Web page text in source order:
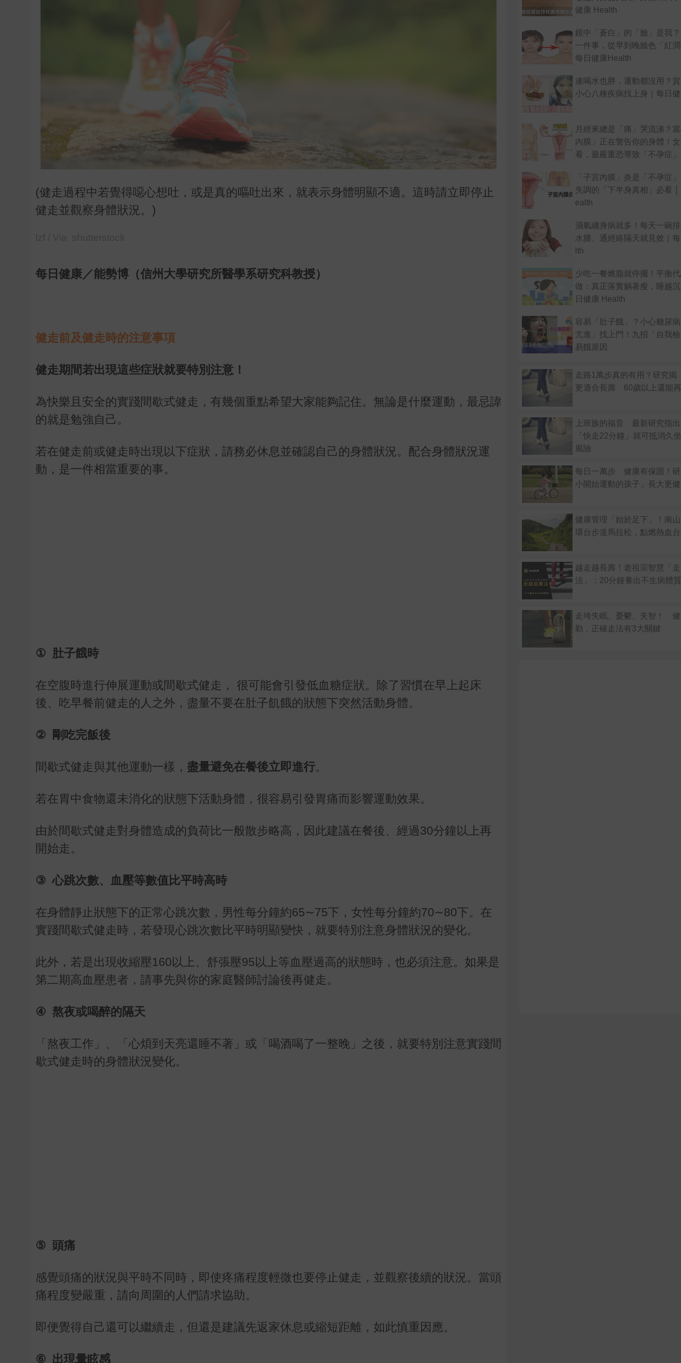
(健走過程中若覺得噁心想吐，或是真的嘔吐出來，就表示身體明顯不適。這時請立即停止
健走並觀察身體狀況。)
每日健康／能勢博（信州大學研究所醫學系研究科教授）
健走前及健走時的注意事項
健走期間若出現這些症狀就要特別注意！
為快樂且安全的實踐間歇式健走，有幾個重點希望大家能夠記住。無論是什麼運動，最忌諱
的就是勉強自己。
若在健走前或健走時出現以下症狀，請務必休息並確認自己的身體狀況。配合身體狀況運
動，是一件相當重要的事。
① 肚子餓時
在空腹時進行伸展運動或間歇式健走， 很可能會引發低血糖症狀。除了習慣在早上起床
後、吃早餐前健走的人之外，盡量不要在肚子飢餓的狀態下突然活動身體。
② 剛吃完飯後
間歇式健走與其他運動一樣， 盡量避免在餐後立即進行。
若在胃中食物還未消化的狀態下活動身體，很容易引發胃痛而影響運動效果。
由於間歇式健走對身體造成的負荷比一般散步略高，因此建議在餐後、經過30分鐘以上再
開始走。
③ 心跳次數、血壓等數值比平時高時
在身體靜止狀態下的正常心跳次數，男性每分鐘約65∼75下，女性每分鐘約70∼80下。在
實踐間歇式健走時，若發現心跳次數比平時明顯變快，就要特別注意身體狀況的變化。
此外，若是出現收縮壓160以上、舒張壓95以上等血壓過高的狀態時，也必須注意。如果是
第二期高血壓患者，請事先與你的家庭醫師討論後再健走。
④ 熬夜或喝醉的隔天
「熬夜工作」、「心煩到天亮還睡不著」或「喝酒喝了一整晚」之後，就要特別注意實踐間
歇式健走時的身體狀況變化。
⑤ 頭痛
感覺頭痛的狀況與平時不同時，即使疼痛程度輕微也要停止健走，並觀察後續的狀況。當頭
痛程度變嚴重，請向周圍的人們請求協助。
即便覺得自己還可以繼續走，但還是建議先返家休息或縮短距離，如此慎重因應。
⑥ 出現暈眩感
健康 Health
鏡中「蒼白」的「臉」是我
一件事，從早到晚臉色「紅
每日健康Health
連喝水也胖，運動都沒用？
小心八種疾病找上身｜每日
月經來總是「痛」哭流涕？
內膜」正在警告你的身體！
看，最嚴重恐導致「不孕症
「子宮內膜」炎是「不孕症
失調的「下半身真相」必看
ealth
濕氣纏身病就多！每天一碗
水腫、通經絡隔天就見效｜
lth
少吃一餐燃脂就停擺！平衡
做：真正落實躺著瘦，睡越
日健康 Health
容易「肚子餓」？小心糖尿
亢進」找上門！九招「自我
易餓原因
走路1萬步真的有用？研究揭
更適合長壽 60歲以上還能
上班族的福音 最新研究指
「快走22分鐘」就可抵消久
風險
每日一萬步 健康有保固！
小開始運動的孩子」長大更
健康管理「始於足下」！南
環台步道馬拉松，點燃熱血
越走越長壽！老祖宗智慧「
法」：20分鐘養出不生病體質
走垮失眠、憂鬱、失智！
勤，正確走法有3大關鍵